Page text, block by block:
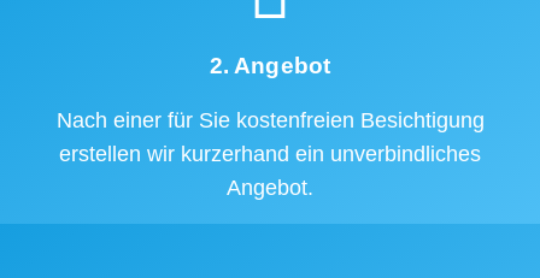
2. Angebot
Nach einer für Sie kostenfreien Besichtigung
erstellen wir kurzerhand ein unverbindliches
Angebot.